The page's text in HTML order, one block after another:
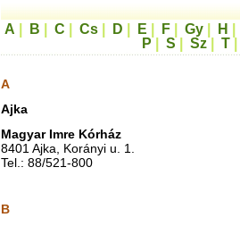
A B C Cs D E F Gy H
P
S Sz T
A
Ajka
Magyar Imre Kórház
8401 Ajka, Korányi u. 1.
Tel.: 88/521-800
B